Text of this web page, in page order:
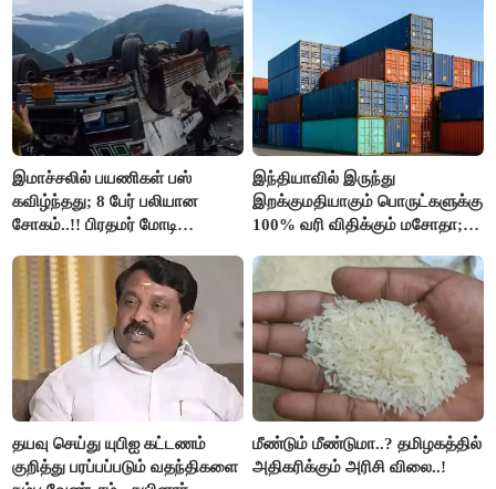
இமாச்சலில் பயணிகள் பஸ்
கவிழ்ந்தது; 8 பேர் பலியான
சோகம்..!! பிரதமர் மோடி
இந்தியாவில் இருந்து
இறக்குமதியாகும் பொருட்களுக்கு
100% வரி விதிக்கும் மசோதா;
தயவு செய்து யுபிஐ கட்டணம்
குறித்து பரப்பப்படும் வதந்திகளை
மீண்டும் மீண்டுமா..? தமிழகத்தில்
அதிகரிக்கும் அரிசி விலை..!